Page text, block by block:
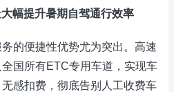
幅提升暑期自驾通行效率
的便捷性优势尤为突出。高速
国所有ETC专用车道，实现车
感扣费，彻底告别人工收费车